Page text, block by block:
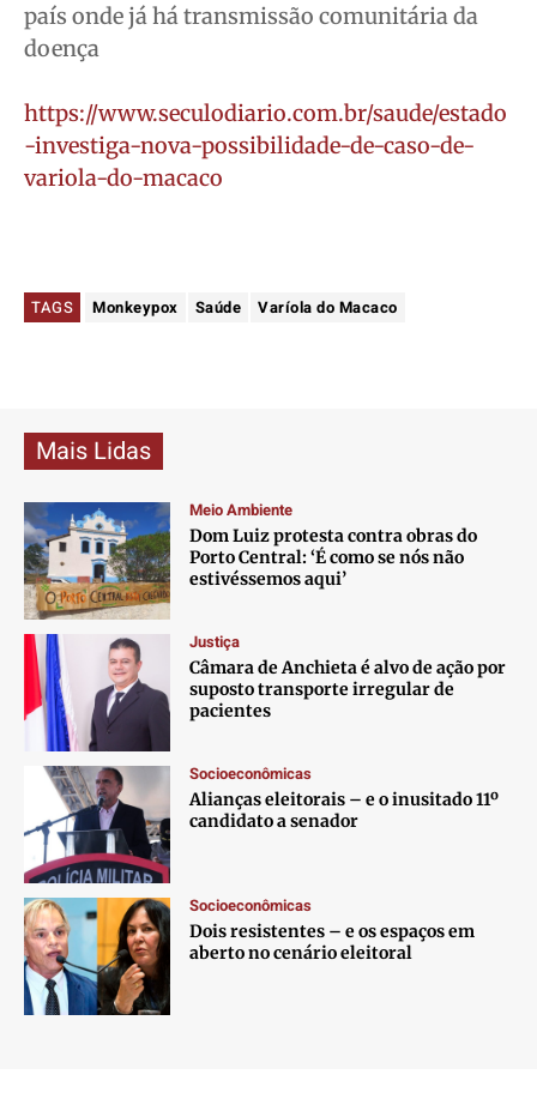
país onde já há transmissão comunitária da
doença
https://www.seculodiario.com.br/saude/estado
-investiga-nova-possibilidade-de-caso-de-
variola-do-macaco
TAGS Monkeypox Saúde Varíola do Macaco
Mais Lidas
Meio Ambiente
Dom Luiz protesta contra obras do
Porto Central: ‘É como se nós não
estivéssemos aqui’
Justiça
Câmara de Anchieta é alvo de ação por
suposto transporte irregular de
pacientes
Socioeconômicas
Alianças eleitorais – e o inusitado 11º
candidato a senador
Socioeconômicas
Dois resistentes – e os espaços em
aberto no cenário eleitoral